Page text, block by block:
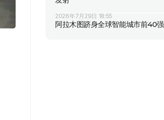
2026年7月29日 18:55
阿拉木图跻身全球智能城市前40强